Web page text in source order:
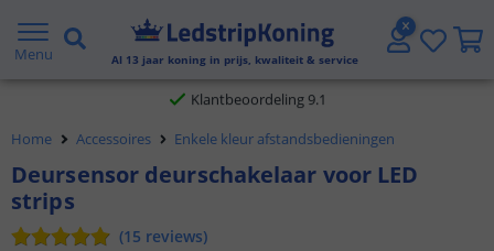
Menu Al 13 jaar koning in prijs, kwaliteit & service
Gratis verzending vanaf € 20,- NL en BE
Klantbeoordeling 9.1
Voor 23:45 uur besteld,morgen in huis
Home Accessoires Enkele kleur afstandsbedieningen
Deursensor deurschakelaar voor LED
strips
(15 reviews)